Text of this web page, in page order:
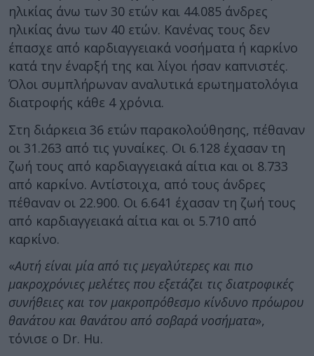
ηλικίας άνω των 30 ετών και 44.085 άνδρες
ηλικίας άνω των 40 ετών. Κανένας τους δεν
έπασχε από καρδιαγγειακά νοσήματα ή καρκίνο
κατά την έναρξή της και λίγοι ήσαν καπνιστές.
Όλοι συμπλήρωναν αναλυτικά ερωτηματολόγια
διατροφής κάθε 4 χρόνια.
Στη διάρκεια 36 ετών παρακολούθησης, πέθαναν
οι 31.263 από τις γυναίκες. Οι 6.128 έχασαν τη
ζωή τους από καρδιαγγειακά αίτια και οι 8.733
από καρκίνο. Αντίστοιχα, από τους άνδρες
πέθαναν οι 22.900. Οι 6.641 έχασαν τη ζωή τους
από καρδιαγγειακά αίτια και οι 5.710 από
καρκίνο.
«Αυτή είναι μία από τις μεγαλύτερες και πιο
μακροχρόνιες μελέτες που εξετάζει τις διατροφικές
συνήθειες και τον μακροπρόθεσμο κίνδυνο πρόωρου
θανάτου και θανάτου από σοβαρά νοσήματα»,
τόνισε ο Dr. Hu.